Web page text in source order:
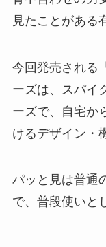
見たことがある
今回発売される
ーズは、スパイ
ーズで、自宅か
けるデザイン・
パッと見は普通
で、普段使いと